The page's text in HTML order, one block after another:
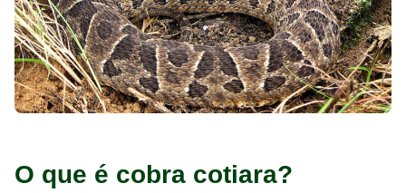
O que é cobra cotiara?